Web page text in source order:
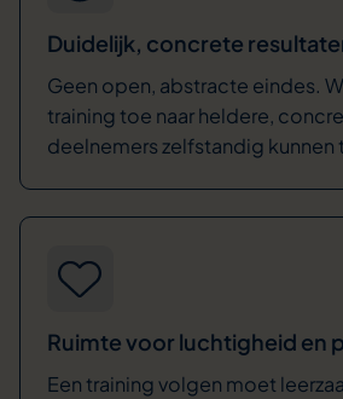
Duidelijk, concrete
Geen open, abstracte eindes.
training toe naar heldere,
deelnemers zelfstandig kunnen
Ruimte voor luchtigheid en
Een training volgen moet